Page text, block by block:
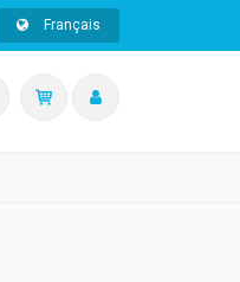
Français